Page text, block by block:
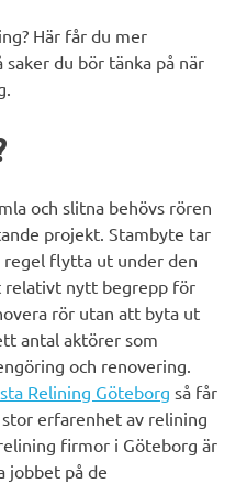
Här får du mer
du bör tänka på när
och slitna behövs rören
projekt. Stambyte tar
regel flytta ut under den
relativt nytt begrepp för
rör utan att byta ut
antal aktörer som
och renovering.
Relining Göteborg så får
erfarenhet av relining
firmor i Göteborg är
jobbet på de